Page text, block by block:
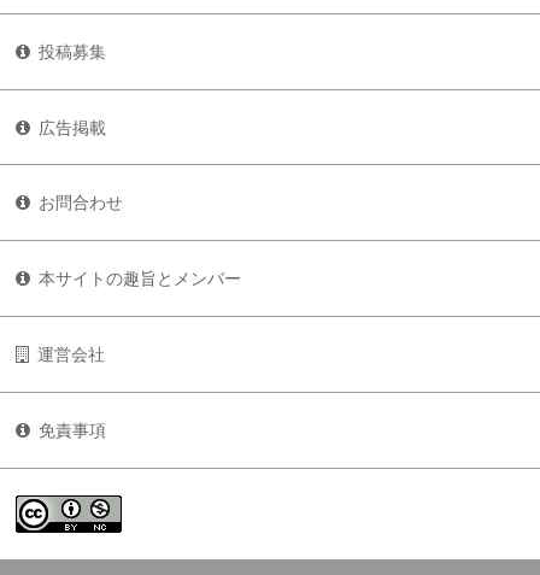
投稿募集
広告掲載
お問合わせ
本サイトの趣旨とメンバー
運営会社
免責事項